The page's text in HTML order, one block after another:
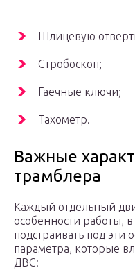
Шлицевую
Стробоскоп;
Гаечные ключи;
Тахометр.
Важные
трамблера
Каждый отдельный
особенности работы,
подстраивать под эти
параметра, которые
ДВС: